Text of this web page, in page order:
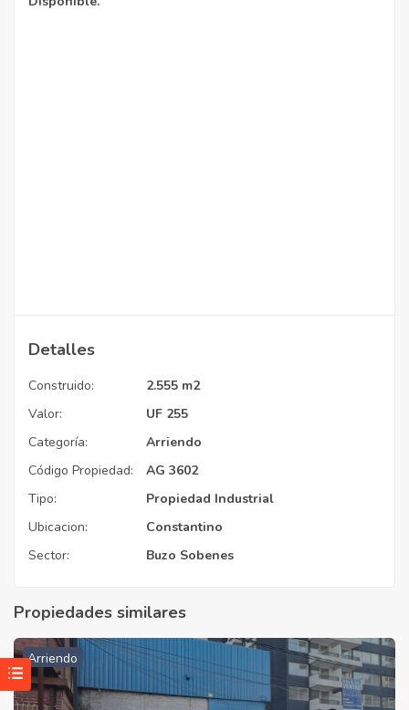
Detalles
Construido:
2.555 m2
Valor:
UF 255
Categoría:
Arriendo
Código Propiedad:
AG 3602
Tipo:
Propiedad Industrial
Ubicacion:
Constantino
Sector:
Buzo Sobenes
Propiedades similares
Arriendo